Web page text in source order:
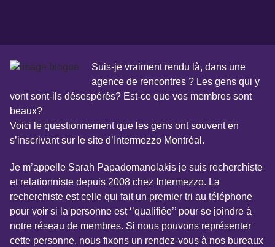
Suis-je vraiment rendu là, dans une
agence de rencontres ? Les gens qui y
vont sont-ils désespérés? Est-ce que vos membres sont
beaux?
Voici le questionnement que les gens ont souvent en
s’inscrivant sur le site d’Intermezzo Montréal.
Je m’appelle Sarah Papadomanolakis je suis recherchiste
et relationniste depuis 2008 chez Intermezzo. La
recherchiste est celle qui fait un premier tri au téléphone
pour voir si la personne est ‘’qualifiée’’ pour se joindre à
notre réseau de membres. Si nous pouvons représenter
cette personne, nous fixons un rendez-vous à nos bureaux